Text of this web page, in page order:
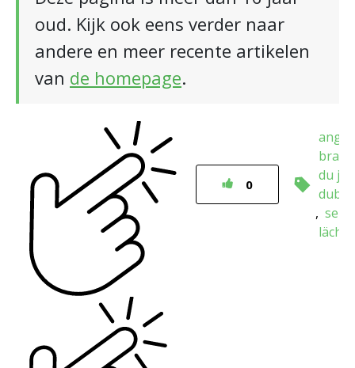
oud. Kijk ook eens verder naar
andere en meer recente artikelen
van de homepage.
0
du